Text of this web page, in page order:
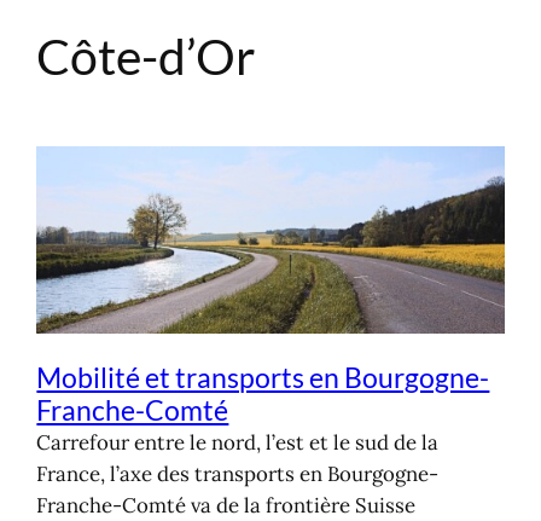
AllerCôte-d’Or
Mobilité et transports en Bourgogne-
Franche-Comté
Carrefour entre le nord, l’est et le sud de la
France, l’axe des transports en Bourgogne-
Franche-Comté va de la frontière Suisse